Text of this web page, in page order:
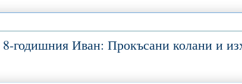
годишния Иван: Прокъсани колани и